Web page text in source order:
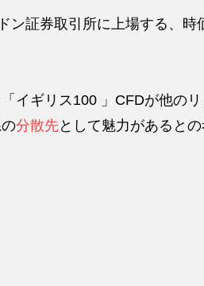
ン証券取引所に上場する、時
イギリス100 」CFDが他の
分散先として魅力があると